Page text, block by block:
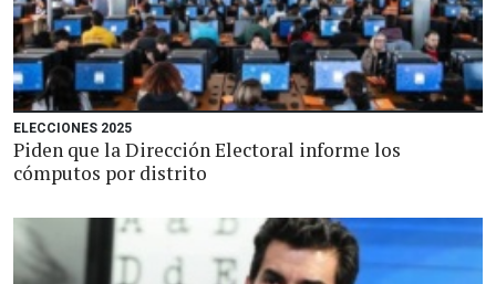
ELECCIONES 2025
Piden que la Dirección Electoral informe los
cómputos por distrito